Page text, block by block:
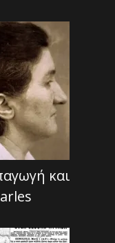
και